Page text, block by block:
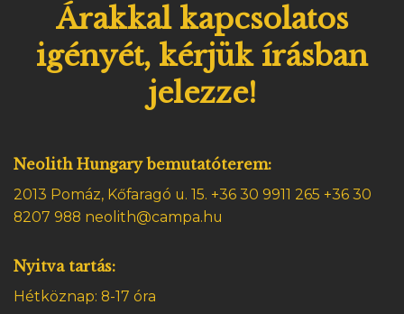
Árakkal kapcsolatos
igényét, kérjük írásban
jelezze!
Neolith Hungary bemutatóterem:
2013 Pomáz, Kőfaragó u. 15. +36 30 9911 265 +36 30
8207 988 neolith@campa.hu
Nyitva tartás:
Hétköznap: 8-17 óra